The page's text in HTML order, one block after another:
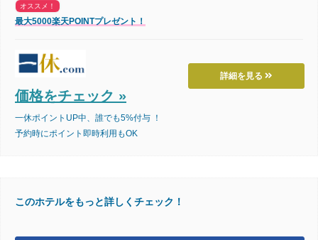
オススメ！
最大5000楽天POINTプレゼント！
詳細を見る
価格をチェック »
一休ポイントUP中、誰でも5%付与 ！
予約時にポイント即時利用もOK
このホテルをもっと詳しくチェック！